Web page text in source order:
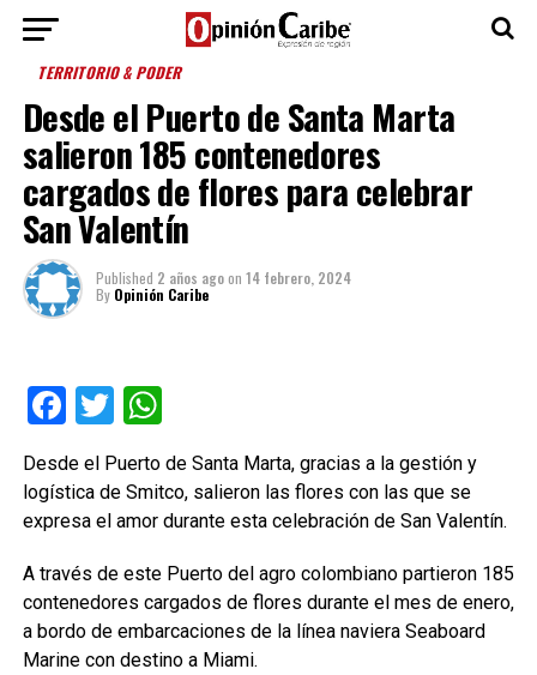
TERRITORIO & PODER
Desde el Puerto de Santa Marta
salieron 185 contenedores
cargados de flores para celebrar
San Valentín
Published 2 años agoon 14 febrero, 2024
By Opinión Caribe
Facebook
TwitterWhatsApp
Desde el Puerto de Santa Marta, gracias a la gestión y
logística de Smitco, salieron las flores con las que se
expresa el amor durante esta celebración de San Valentín.
A través de este Puerto del agro colombiano partieron 185
contenedores cargados de flores durante el mes de enero,
a bordo de embarcaciones de la línea naviera Seaboard
Marine con destino a Miami.